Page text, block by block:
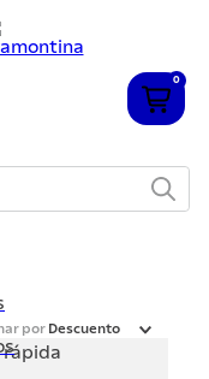
0
por Descuento